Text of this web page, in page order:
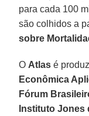
para cada 100
são colhidos a
sobre
O Atlas é
Econômica
Fórum
Instituto Jones